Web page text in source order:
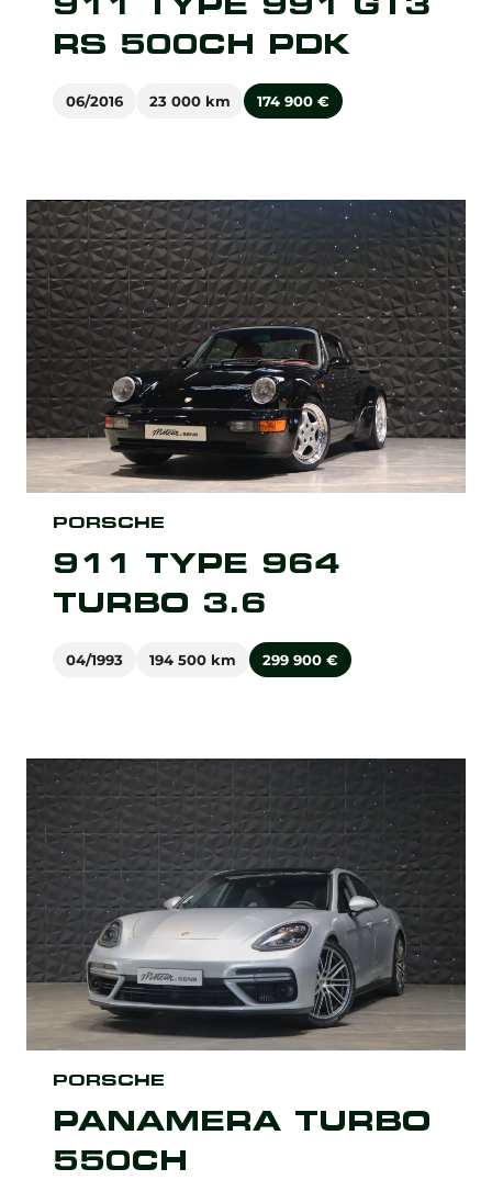
RS 500CH PDK
06/2016 23 000 km 174 900 €
911 TYPE 964
TURBO 3.6
PORSCHE
04/1993 194 500 km 299 900 €
PANAMERA TURBO
550CH
PORSCHE